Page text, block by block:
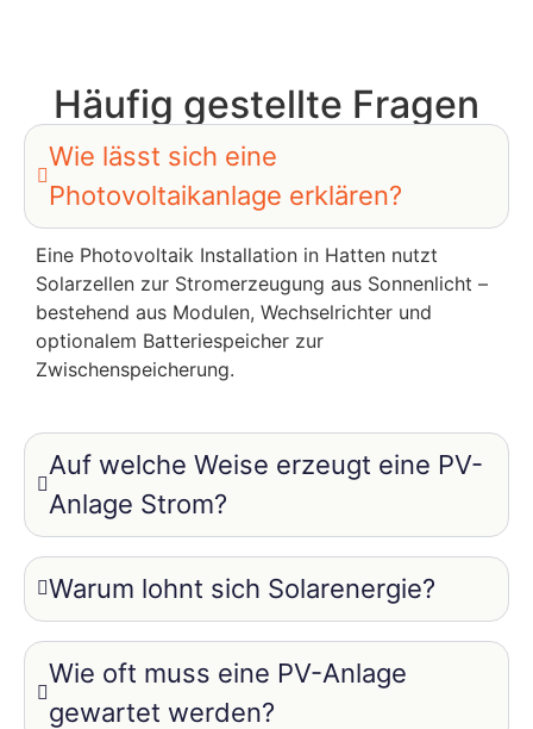
Häufig gestellte Fragen
Wie lässt sich eine
Photovoltaikanlage erklären?
Eine Photovoltaik Installation in Hatten nutzt
Solarzellen zur Stromerzeugung aus Sonnenlicht –
bestehend aus Modulen, Wechselrichter und
optionalem Batteriespeicher zur
Zwischenspeicherung.
Auf welche Weise erzeugt eine PV-
Anlage Strom?
Warum lohnt sich Solarenergie?
Wie oft muss eine PV-Anlage
gewartet werden?